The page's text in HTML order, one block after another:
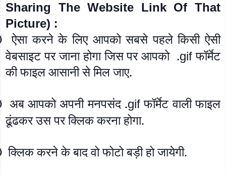
Sharing The Website Link Of That
Picture) :
ऐसा करने के लिए आपको सबसे पहले किसी ऐसी
वेबसाइट पर जाना होगा जिस पर आपको .gif फॉर्मेट
की फाइल आसानी से मिल जाए.
अब आपको अपनी मनपसंद .gif फॉर्मेट वाली फाइल
ढूंढकर उस पर क्लिक करना होगा.
क्लिक करने के बाद वो फोटो बड़ी हो जायेगी.